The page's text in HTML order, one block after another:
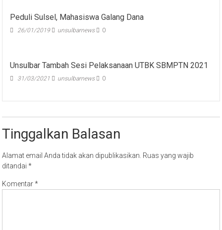
Peduli Sulsel, Mahasiswa Galang Dana
26/01/2019 unsulbarnews 0
Unsulbar Tambah Sesi Pelaksanaan UTBK SBMPTN 2021
31/03/2021 unsulbarnews 0
Tinggalkan Balasan
Alamat email Anda tidak akan dipublikasikan. Ruas yang wajib
ditandai*
Komentar*